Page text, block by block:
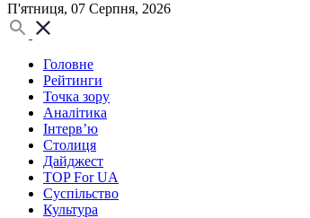
П'ятниця, 07 Серпня, 2026
Головне
Рейтинги
Точка зору
Аналітика
Інтерв’ю
Столиця
Дайджест
TOP For UA
Суспiльство
Культура